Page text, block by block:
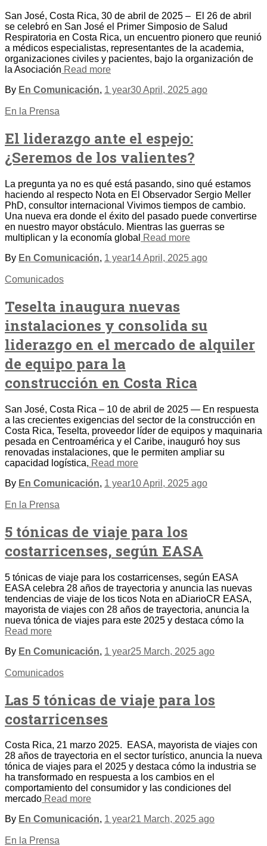
San José, Costa Rica, 30 de abril de 2025 – El 26 de abril
se celebró en San José el Primer Simposio de Salud
Respiratoria en Costa Rica, un encuentro pionero que reunió
a médicos especialistas, representantes de la academia,
organizaciones civiles y pacientes, bajo la organización de
la Asociación Read more
By En Comunicación, 1 year30 April, 2025 ago
En la Prensa
El liderazgo ante el espejo:
¿Seremos de los valientes?
La pregunta ya no es qué está pasando, sino qué estamos
haciendo al respecto Nota en El Observador Sergio Meller
PhD, consultor internacional Vivimos tiempos de cambio.
Una nueva era donde el éxito del pasado puede convertirse
en nuestro mayor obstáculo. Mientras las guerras se
multiplican y la economía global
Read more
By En Comunicación, 1 year14 April, 2025 ago
Comunicados
Teselta inaugura nuevas
instalaciones y consolida su
liderazgo en el mercado de alquiler
de equipo para la
construcción en Costa Rica
San José, Costa Rica – 10 de abril de 2025 — En respuesta
a las crecientes exigencias del sector de la construcción en
Costa Rica, Teselta, proveedor líder de equipos y maquinaria
pesada en Centroamérica y el Caribe, inauguró hoy sus
renovadas instalaciones, que le permiten ampliar su
capacidad logística, Read more
By En Comunicación, 1 year10 April, 2025 ago
En la Prensa
5 tónicas de viaje para los
costarricenses, según EASA
5 tónicas de viaje para los costarricenses, según EASA
EASA celebra 28 años de trayectoria y anuncia las nuevas
tendencias de viaje de los ticos Nota en aDiarioCR EASA,
mayorista de viajes con 28 años de trayectoria, anuncia la
nueva tónica de viajes para este 2025 y destaca cómo la
Read more
By En Comunicación, 1 year25 March, 2025 ago
Comunicados
Las 5 tónicas de viaje para los
costarricenses
Costa Rica, 21 marzo 2025. EASA, mayorista de viajes con
28 años de trayectoria en el sector turístico, anuncia la nueva
tónica de viajes para el 2025 y destaca cómo la industria se
ha transformado en respuesta a los cambios en el
comportamiento del consumidor y las condiciones del
mercado Read more
By En Comunicación, 1 year21 March, 2025 ago
En la Prensa